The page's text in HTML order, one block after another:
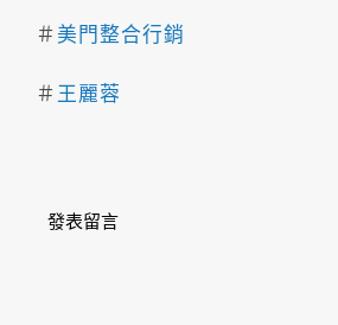
＃ 美門整合行銷
＃ 王麗蓉
發表留言